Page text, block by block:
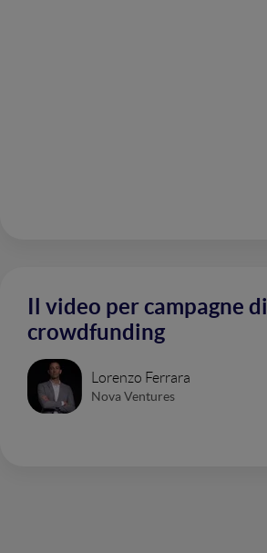
Il video per campagne di
crowdfunding
Lorenzo Ferrara
Nova Ventures